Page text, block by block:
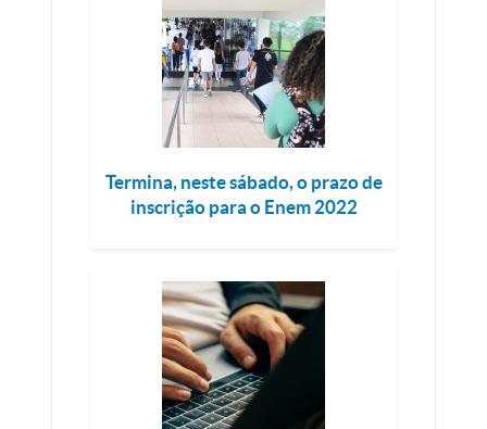
Termina, neste sábado, o prazo de
inscrição para o Enem 2022